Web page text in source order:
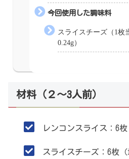
今回使用した調味料
スライスチーズ（1枚
0.24g）
材料（２〜3人前）
レンコンスライス：6枚
スライスチーズ：6枚（